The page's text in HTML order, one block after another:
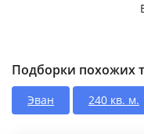
Подборки похожих
Эван 240 кв. м.